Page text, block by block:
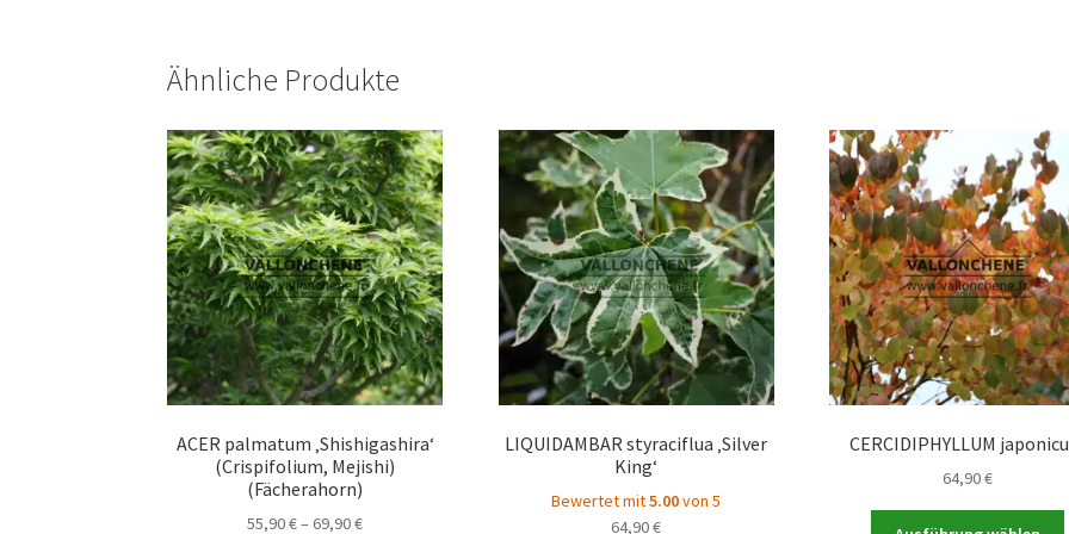
Ähnliche Produkte
ACER palmatum ‚Shishigashira‘
(Crispifolium, Mejishi)
(Fächerahorn)
55,90€– 69,90€Preisspanne:
LIQUIDAMBAR styraciflua ‚Silver
King‘
Bewertet mit5.00von 5
64,90€
CERCIDIPHYLLUM
64,90€